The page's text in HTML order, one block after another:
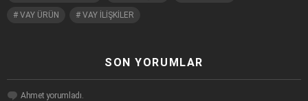
VAY ÜRÜN VAY İLİŞKİLER
SON YORUMLAR
Ahmet yorumladı.